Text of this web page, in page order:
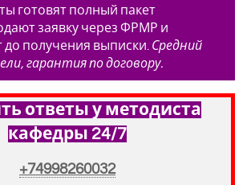
готовят полный пакет
заявку через ФРМР и
получения выписки. Средний
гарантия по договору.
ответы у методиста
кафедры 24/7
+74998260032